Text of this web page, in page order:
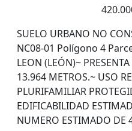
SUELO URBANO NO
NC08-01 Polígono 4
LEON (LEÓN)~
13.964 METROS.~ USO
PLURIFAMILIAR
EDIFICABILIDAD
NUMERO ESTIMADO DE